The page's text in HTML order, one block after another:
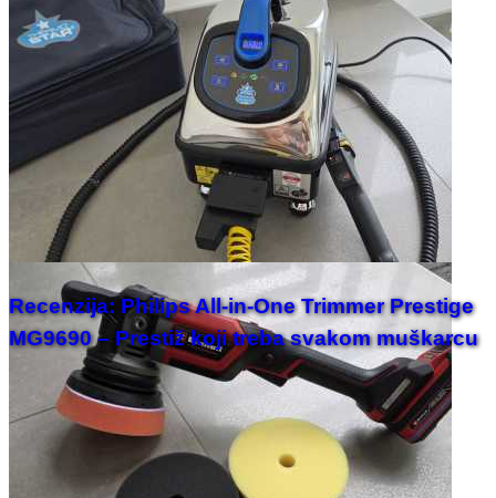
Recenzija: Philips All-in-One Trimmer Prestige
MG9690 – Prestiž koji treba svakom muškarcu